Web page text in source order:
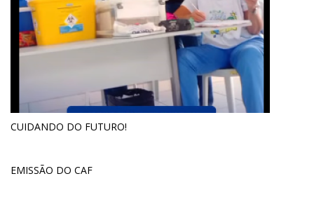
CUIDANDO DO FUTURO!
EMISSÃO DO CAF